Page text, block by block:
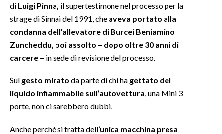
SARDEGNA TURISMO
SARDI NEL MONDO
NOTIZIE
#CARAUNIONE
di Luigi Pinna, il supertestimone nel processo per la
strage di Sinnai del 1991, che aveva portato alla
condanna dell’allevatore di Burcei Beniamino
Zuncheddu, poi assolto – dopo oltre 30 anni di
carcere – in sede di revisione del processo.
Sul gesto mirato da parte di chi ha gettato del
liquido infiammabile sull’autovettura , una Mini 3
porte, non ci sarebbero dubbi.
Anche perché si tratta dell’unica macchina presa